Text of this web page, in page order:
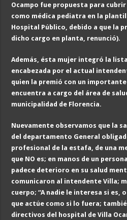
Ocampo fue propuesta para cubrir
como médica pediatra en la
Hospital Público, debido a que la
dicho cargo en planta, renunció).
Además, ésta mujer integró la
encabezada por el actual
quien la premió con un
encuentra a cargo del área de
municipalidad de Florencia.
Nuevamente observamos que la
del departamento General
profesional de la estafa, de una
que NO es; en manos de un
padece deterioro en su salud
comunicaron al intendente Villa;
cuerpo; “A nadie le interesa si es,
que actúe como si lo fuera;
directivos del hospital de Villa